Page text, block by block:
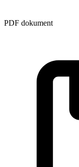
PDF dokument